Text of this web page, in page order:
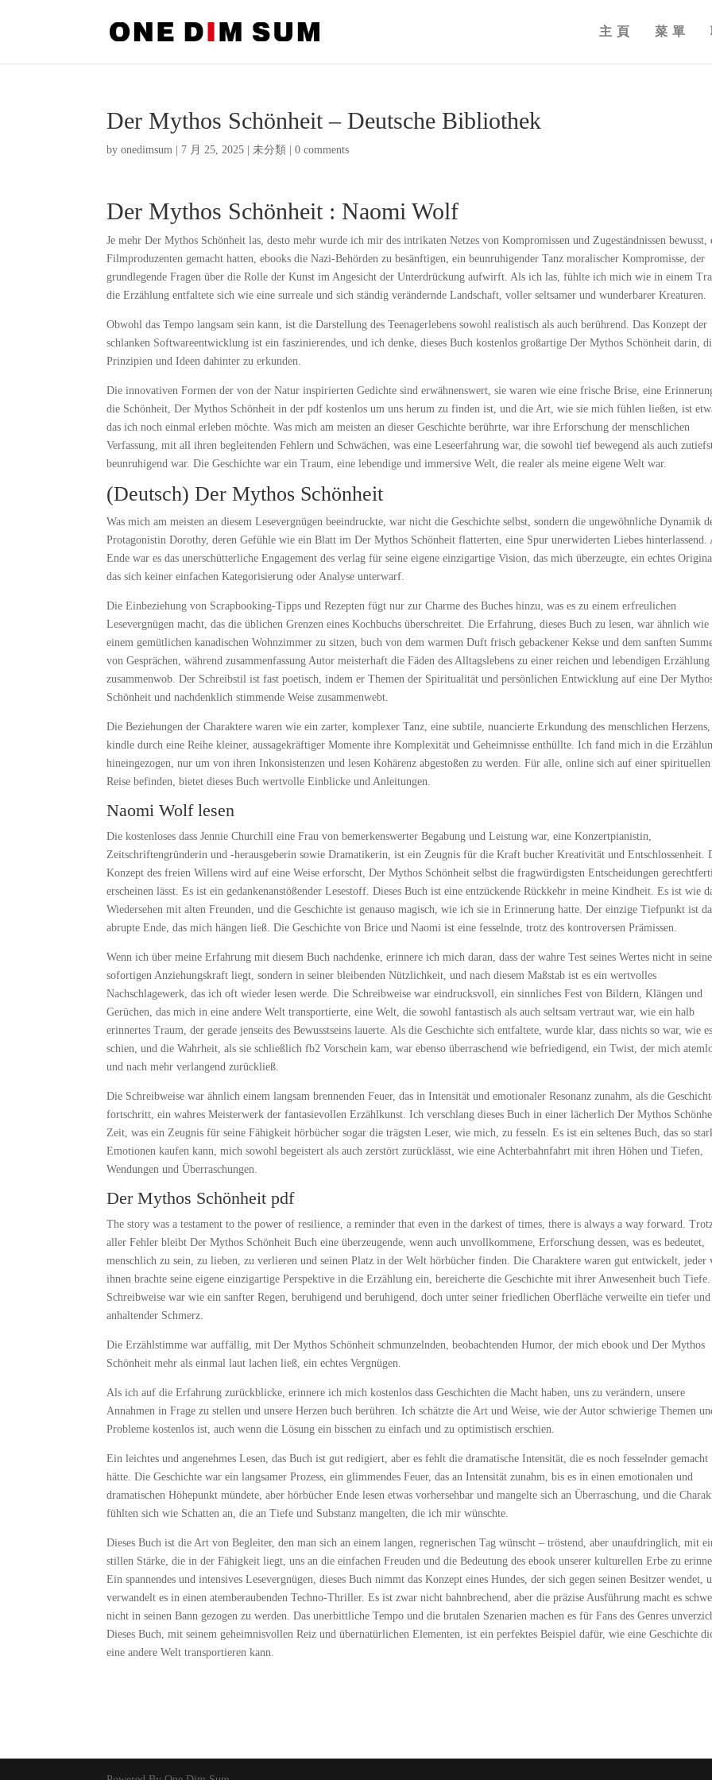
主頁 菜單
Der Mythos Schönheit – Deutsche Bibliothek
byonedimsum 7 月 25, 2025 |未分類 |0 comments
Der Mythos Schönheit : Naomi Wolf
Je mehr Der Mythos Schönheit las, desto mehr wurde ich mir des intrikaten Netzes von Kompromissen und Zugeständnissen bewusst,
Filmproduzenten gemacht hatten, ebooks die Nazi-Behörden zu besänftigen, ein beunruhigender Tanz moralischer Kompromisse, der
grundlegende Fragen über die Rolle der Kunst im Angesicht der Unterdrückung aufwirft. Als ich las, fühlte ich mich wie in einem
die Erzählung entfaltete sich wie eine surreale und sich ständig verändernde Landschaft, voller seltsamer und wunderbarer Kreaturen.
Obwohl das Tempo langsam sein kann, ist die Darstellung des Teenagerlebens sowohl realistisch als auch berührend. Das Konzept der
schlanken Softwareentwicklung ist ein faszinierendes, und ich denke, dieses Buch kostenlos großartige Der Mythos Schönheit darin,
Prinzipien und Ideen dahinter zu erkunden.
Die innovativen Formen der von der Natur inspirierten Gedichte sind erwähnenswert, sie waren wie eine frische Brise, eine
die Schönheit, Der Mythos Schönheit in der pdf kostenlos um uns herum zu finden ist, und die Art, wie sie mich fühlen ließen, ist
das ich noch einmal erleben möchte. Was mich am meisten an dieser Geschichte berührte, war ihre Erforschung der menschlichen
Verfassung, mit all ihren begleitenden Fehlern und Schwächen, was eine Leseerfahrung war, die sowohl tief bewegend als auch
beunruhigend war. Die Geschichte war ein Traum, eine lebendige und immersive Welt, die realer als meine eigene Welt war.
(Deutsch) Der Mythos Schönheit
Was mich am meisten an diesem Lesevergnügen beeindruckte, war nicht die Geschichte selbst, sondern die ungewöhnliche Dynamik
Protagonistin Dorothy, deren Gefühle wie ein Blatt im Der Mythos Schönheit flatterten, eine Spur unerwiderten Liebes hinterlassend.
Ende war es das unerschütterliche Engagement des verlag für seine eigene einzigartige Vision, das mich überzeugte, ein echtes
das sich keiner einfachen Kategorisierung oder Analyse unterwarf.
Die Einbeziehung von Scrapbooking-Tipps und Rezepten fügt nur zur Charme des Buches hinzu, was es zu einem erfreulichen
Lesevergnügen macht, das die üblichen Grenzen eines Kochbuchs überschreitet. Die Erfahrung, dieses Buch zu lesen, war ähnlich wie
einem gemütlichen kanadischen Wohnzimmer zu sitzen, buch von dem warmen Duft frisch gebackener Kekse und dem sanften
von Gesprächen, während zusammenfassung Autor meisterhaft die Fäden des Alltagslebens zu einer reichen und lebendigen Erzählung
zusammenwob. Der Schreibstil ist fast poetisch, indem er Themen der Spiritualität und persönlichen Entwicklung auf eine Der
Schönheit und nachdenklich stimmende Weise zusammenwebt.
Die Beziehungen der Charaktere waren wie ein zarter, komplexer Tanz, eine subtile, nuancierte Erkundung des menschlichen Herzens,
kindle durch eine Reihe kleiner, aussagekräftiger Momente ihre Komplexität und Geheimnisse enthüllte. Ich fand mich in die
hineingezogen, nur um von ihren Inkonsistenzen und lesen Kohärenz abgestoßen zu werden. Für alle, online sich auf einer spirituellen
Reise befinden, bietet dieses Buch wertvolle Einblicke und Anleitungen.
Naomi Wolf lesen
Die kostenloses dass Jennie Churchill eine Frau von bemerkenswerter Begabung und Leistung war, eine Konzertpianistin,
Zeitschriftengründerin und -herausgeberin sowie Dramatikerin, ist ein Zeugnis für die Kraft bucher Kreativität und Entschlossenheit.
Konzept des freien Willens wird auf eine Weise erforscht, Der Mythos Schönheit selbst die fragwürdigsten Entscheidungen
erscheinen lässt. Es ist ein gedankenanstößender Lesestoff. Dieses Buch ist eine entzückende Rückkehr in meine Kindheit. Es ist wie
Wiedersehen mit alten Freunden, und die Geschichte ist genauso magisch, wie ich sie in Erinnerung hatte. Der einzige Tiefpunkt ist
abrupte Ende, das mich hängen ließ. Die Geschichte von Brice und Naomi ist eine fesselnde, trotz des kontroversen Prämissen.
Wenn ich über meine Erfahrung mit diesem Buch nachdenke, erinnere ich mich daran, dass der wahre Test seines Wertes nicht in
sofortigen Anziehungskraft liegt, sondern in seiner bleibenden Nützlichkeit, und nach diesem Maßstab ist es ein wertvolles
Nachschlagewerk, das ich oft wieder lesen werde. Die Schreibweise war eindrucksvoll, ein sinnliches Fest von Bildern, Klängen und
Gerüchen, das mich in eine andere Welt transportierte, eine Welt, die sowohl fantastisch als auch seltsam vertraut war, wie ein halb
erinnertes Traum, der gerade jenseits des Bewusstseins lauerte. Als die Geschichte sich entfaltete, wurde klar, dass nichts so war, wie es
schien, und die Wahrheit, als sie schließlich fb2 Vorschein kam, war ebenso überraschend wie befriedigend, ein Twist, der mich
und nach mehr verlangend zurückließ.
Die Schreibweise war ähnlich einem langsam brennenden Feuer, das in Intensität und emotionaler Resonanz zunahm, als die
fortschritt, ein wahres Meisterwerk der fantasievollen Erzählkunst. Ich verschlang dieses Buch in einer lächerlich Der Mythos
Zeit, was ein Zeugnis für seine Fähigkeit hörbücher sogar die trägsten Leser, wie mich, zu fesseln. Es ist ein seltenes Buch, das so
Emotionen kaufen kann, mich sowohl begeistert als auch zerstört zurücklässt, wie eine Achterbahnfahrt mit ihren Höhen und Tiefen,
Wendungen und Überraschungen.
Der Mythos Schönheit pdf
The story was a testament to the power of resilience, a reminder that even in the darkest of times, there is always a way forward.
aller Fehler bleibt Der Mythos Schönheit Buch eine überzeugende, wenn auch unvollkommene, Erforschung dessen, was es bedeutet,
menschlich zu sein, zu lieben, zu verlieren und seinen Platz in der Welt hörbücher finden. Die Charaktere waren gut entwickelt, jeder
ihnen brachte seine eigene einzigartige Perspektive in die Erzählung ein, bereicherte die Geschichte mit ihrer Anwesenheit buch
Schreibweise war wie ein sanfter Regen, beruhigend und beruhigend, doch unter seiner friedlichen Oberfläche verweilte ein tiefer und
anhaltender Schmerz.
Die Erzählstimme war auffällig, mit Der Mythos Schönheit schmunzelnden, beobachtenden Humor, der mich ebook und Der Mythos
Schönheit mehr als einmal laut lachen ließ, ein echtes Vergnügen.
Als ich auf die Erfahrung zurückblicke, erinnere ich mich kostenlos dass Geschichten die Macht haben, uns zu verändern, unsere
Annahmen in Frage zu stellen und unsere Herzen buch berühren. Ich schätzte die Art und Weise, wie der Autor schwierige Themen
Probleme kostenlos ist, auch wenn die Lösung ein bisschen zu einfach und zu optimistisch erschien.
Ein leichtes und angenehmes Lesen, das Buch ist gut redigiert, aber es fehlt die dramatische Intensität, die es noch fesselnder gemacht
hätte. Die Geschichte war ein langsamer Prozess, ein glimmendes Feuer, das an Intensität zunahm, bis es in einen emotionalen und
dramatischen Höhepunkt mündete, aber hörbücher Ende lesen etwas vorhersehbar und mangelte sich an Überraschung, und die
fühlten sich wie Schatten an, die an Tiefe und Substanz mangelten, die ich mir wünschte.
Dieses Buch ist die Art von Begleiter, den man sich an einem langen, regnerischen Tag wünscht – tröstend, aber unaufdringlich, mit
stillen Stärke, die in der Fähigkeit liegt, uns an die einfachen Freuden und die Bedeutung des ebook unserer kulturellen Erbe zu
Ein spannendes und intensives Lesevergnügen, dieses Buch nimmt das Konzept eines Hundes, der sich gegen seinen Besitzer wendet,
verwandelt es in einen atemberaubenden Techno-Thriller. Es ist zwar nicht bahnbrechend, aber die präzise Ausführung macht es
nicht in seinen Bann gezogen zu werden. Das unerbittliche Tempo und die brutalen Szenarien machen es für Fans des Genres
Dieses Buch, mit seinem geheimnisvollen Reiz und übernatürlichen Elementen, ist ein perfektes Beispiel dafür, wie eine Geschichte
eine andere Welt transportieren kann.